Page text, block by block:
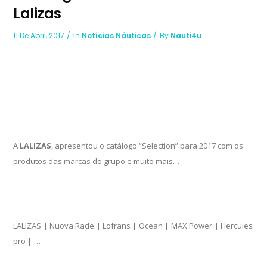
Lalizas
11 De Abril, 2017 In Notícias Náuticas By Nauti4u
A LALIZAS, apresentou o catálogo “Selection” para 2017 com os
produtos das marcas do grupo e muito mais…
LALIZAS | Nuova Rade | Lofrans | Ocean | MAX Power | Hercules
pro | …